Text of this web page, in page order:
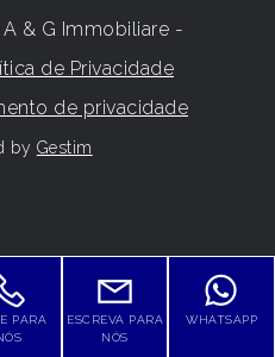
& G Immobiliare -
de Privacidade
de privacidade
by Gestim
PARA
ESCREVA PARA
NÓS
WHATSAPP